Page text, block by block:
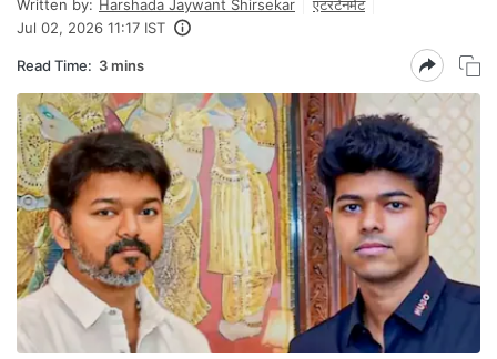
Written by: Harshada Jaywant Shirsekar
एंटरटेनमेंट
Jul 02, 2026 11:17 IST
Read Time: 3 mins